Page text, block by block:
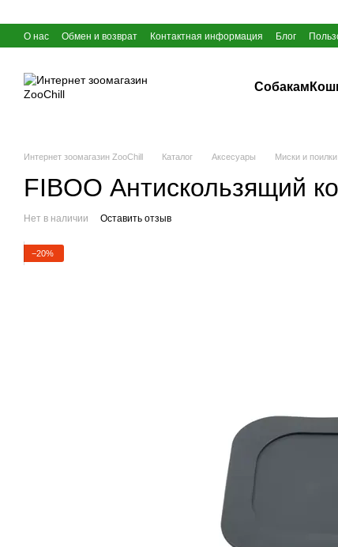
О нас Обмен и возврат Контактная информация Блог
Собакам
Интернет зоомагазин ZooChill Каталог Аксесуары Миски и поилки
FIBOO Антискользящий
Нет в наличии Оставить отзыв
−20%